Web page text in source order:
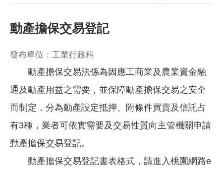
動產擔保交易登記
發布單位：工業行政科
動產擔保交易法係為因應工商業及農業資金融
通及動產用益之需要，並保障動產擔保交易之安全
而制定，分為動產設定抵押、附條件買賣及信託占
有3種，業者可依實需要及交易性質向主管機關申請
動產擔保交易登記。
動產擔保交易登記書表格式，請進入桃園網路e